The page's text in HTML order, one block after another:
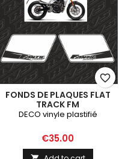
FONDS DE PLAQUES FLAT
TRACK FM
DECO vinyle plastifié
Price
€35.00
favorite_border